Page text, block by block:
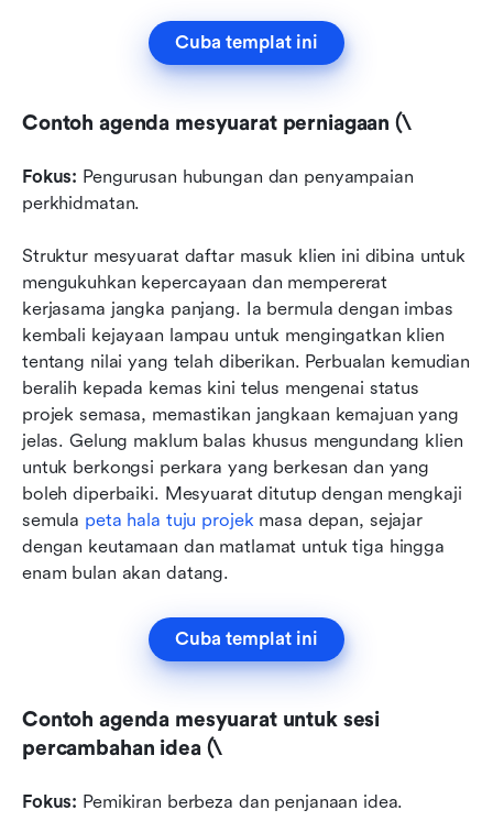
Cuba templat ini
Contoh agenda mesyuarat perniagaan (\
Fokus: Pengurusan hubungan dan penyampaian
perkhidmatan.
Struktur mesyuarat daftar masuk klien ini dibina untuk
mengukuhkan kepercayaan dan mempererat
kerjasama jangka panjang. Ia bermula dengan imbas
kembali kejayaan lampau untuk mengingatkan klien
tentang nilai yang telah diberikan. Perbualan kemudian
beralih kepada kemas kini telus mengenai status
projek semasa, memastikan jangkaan kemajuan yang
jelas. Gelung maklum balas khusus mengundang klien
untuk berkongsi perkara yang berkesan dan yang
boleh diperbaiki. Mesyuarat ditutup dengan mengkaji
semula peta hala tuju projek masa depan, sejajar
dengan keutamaan dan matlamat untuk tiga hingga
enam bulan akan datang.
Cuba templat ini
Contoh agenda mesyuarat untuk sesi
percambahan idea (\
Fokus: Pemikiran berbeza dan penjanaan idea.